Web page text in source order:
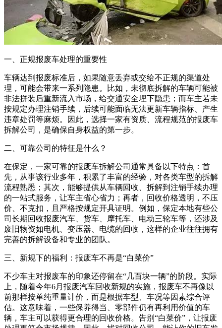
一、正规报废车处理的重要性
车辆达到报废标准后，如果随意丢弃或交给不正规的渠道处
理，可能会带来一系列隐患。比如，未彻底拆解的车辆可能被
非法拼装后重新流入市场，给交通安全埋下隐患；而车主若未
按规定办理注销手续，后续可能面临无法更新车辆指标、产生
违章处罚等麻烦。因此，选择一家有资质、流程规范的报废车
拆解公司，是确保自身权益的第一步。
二、可靠公司的特征是什么？
在保定，一家可靠的报废车拆解公司通常具备以下特点：首
先，从事该行业多年，积累了丰富的经验，对各类车型的拆解
流程熟悉；其次，能够提供从车辆回收、拆解到注销手续办理
的一站式服务，让车主省心省力；再者，回收价格透明，不压
价、不克扣，且严格按规定开具证明。例如，保定本地有些公
司长期回收报废汽车、货车、摩托车、电动三轮车等，还涉及
废旧物资如电机、变压器、电缆的回收，这样的企业往往拥有
完善的拆解设备和专业的团队。
三、新规下的福利：报废车不再是“白菜价”
不少车主对报废车的印象还停留在“几百块一辆”的阶段。实际
上，随着今年6月报废汽车回收新规的实施，报废车不再像以
前那样按单纯重量计价，而是根据车型、车况等因素综合评
估。这意味着，一些保养得当、零部件仍有再利用价值的车
辆，车主可以获得更合理的回收价格。告别“白菜价”，让报废